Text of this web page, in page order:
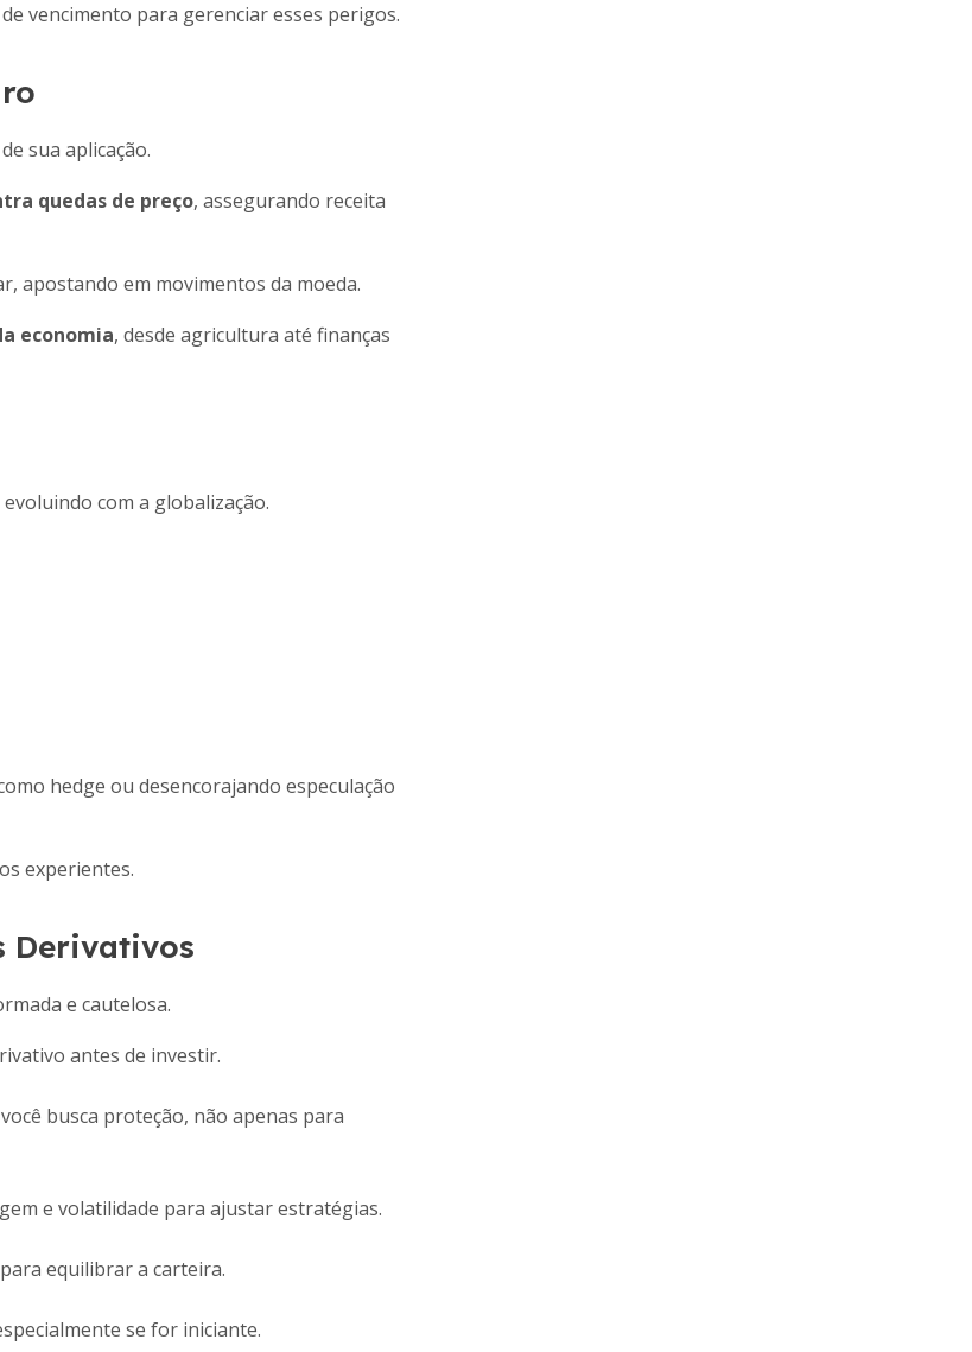
vencimento para gerenciar esses perigos.
sua aplicação.
quedas de preço, assegurando receita
apostando em movimentos da moeda.
economia, desde agricultura até finanças
com a globalização.
hedge ou desencorajando especulação
experientes.
Derivativos
e cautelosa.
antes de investir.
busca proteção, não apenas para
e volatilidade para ajustar estratégias.
equilibrar a carteira.
se for iniciante.